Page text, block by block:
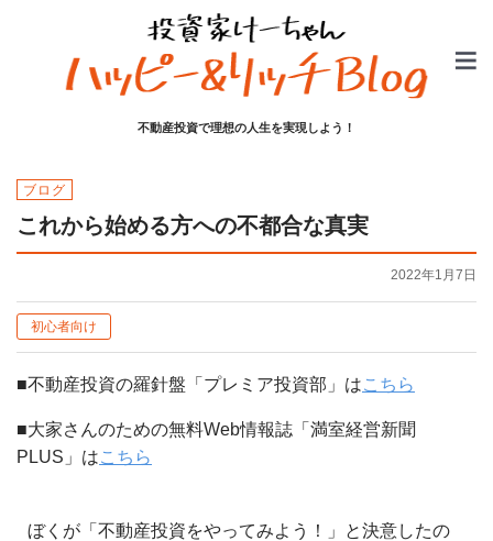
不動産投資で理想の人生を実現しよう！
ブログ
これから始める方への不都合な真実
2022年1月7日
初心者向け
■不動産投資の羅針盤「プレミア投資部」はこちら
■大家さんのための無料Web情報誌「満室経営新聞
PLUS」はこちら
ぼくが「不動産投資をやってみよう！」と決意したの